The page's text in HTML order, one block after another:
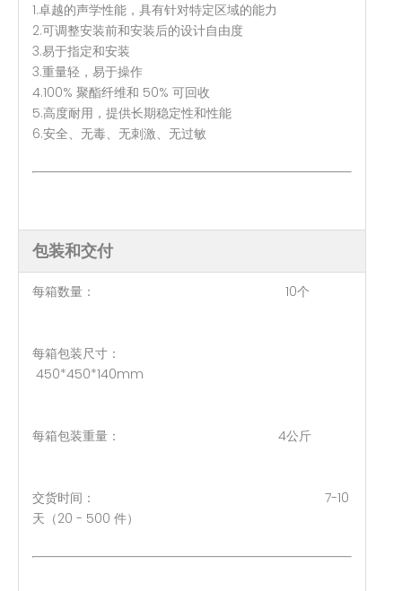
1.卓越的声学性能，具有针对特定区域的能力
2.可调整安装前和安装后的设计自由度
3.易于指定和安装
3.重量轻，易于操作
4.100% 聚酯纤维和 50% 可回收
5.高度耐用，提供长期稳定性和性能
6.安全、无毒、无刺激、无过敏
包装和交付
每箱数量： 10个
每箱包装尺寸：
450*450*140mm
每箱包装重量： 4公斤
交货时间： 7-10
天（20 - 500 件）